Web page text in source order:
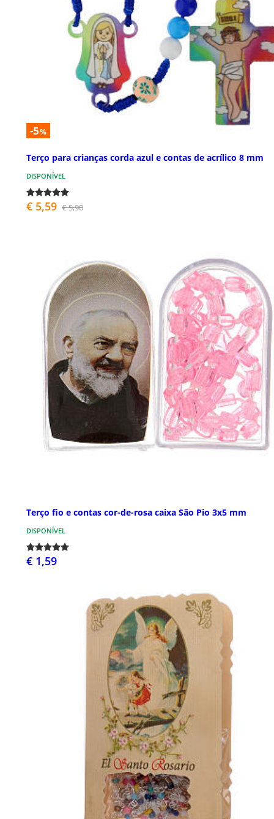
-5%
Terço para crianças corda azul e contas de acrílico 8 mm
DISPONÍVEL
€ 5,59 € 5,90
Terço fio e contas cor-de-rosa caixa São Pio 3x5 mm
DISPONÍVEL
€ 1,59